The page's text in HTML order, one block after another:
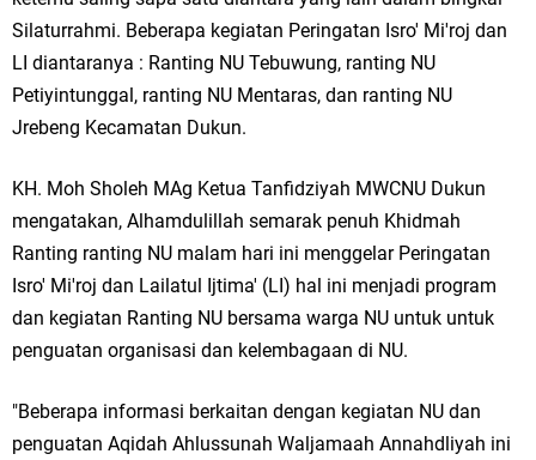
Reses Anggota DPRD Jabar M. Rizky di Desa Cibitung Wetan: Serap
Aspirasi Petani dan Warga
Hari Jadi Pertama PHIGMA: Advokat dan LBH Perkuat Soliditas di
Pemdes Cibanteng Salurkan PMT: Cegah Stunting, Perkuat Gizi Balita
dan Ibu Hamil Narasi
Zakat Produktif Dorong Kemandirian UMKM, LAZISNU Kedamean Bantu
Karang Taruna Gresik Perkuat Ekonomi Lewat Pemanfaatan Gedung C
Silaturrahmi. Beberapa kegiatan Peringatan Isro' Mi'roj dan
LI diantaranya : Ranting NU Tebuwung, ranting NU
Petiyintunggal, ranting NU Mentaras, dan ranting NU
Jrebeng Kecamatan Dukun.
KH. Moh Sholeh MAg Ketua Tanfidziyah MWCNU Dukun
mengatakan, Alhamdulillah semarak penuh Khidmah
Ranting ranting NU malam hari ini menggelar Peringatan
Isro' Mi'roj dan Lailatul Ijtima' (LI) hal ini menjadi program
dan kegiatan Ranting NU bersama warga NU untuk untuk
penguatan organisasi dan kelembagaan di NU.
"Beberapa informasi berkaitan dengan kegiatan NU dan
penguatan Aqidah Ahlussunah Waljamaah Annahdliyah ini